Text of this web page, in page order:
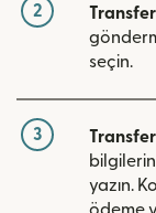
2
seçin.
3
yazın.
ödeme